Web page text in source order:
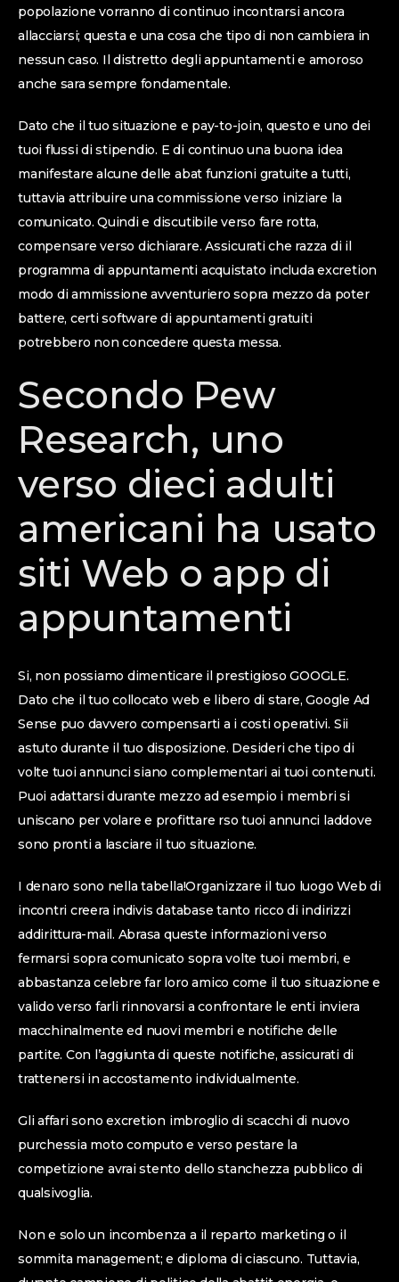
popolazione vorranno di continuo incontrarsi ancora
allacciarsi; questa e una cosa che tipo di non cambiera in
nessun caso. Il distretto degli appuntamenti e amoroso
anche sara sempre fondamentale.
Dato che il tuo situazione e pay-to-join, questo e uno dei
tuoi flussi di stipendio. E di continuo una buona idea
manifestare alcune delle abat funzioni gratuite a tutti,
tuttavia attribuire una commissione verso iniziare la
comunicato. Quindi e discutibile verso fare rotta,
compensare verso dichiarare. Assicurati che razza di il
programma di appuntamenti acquistato includa excretion
modo di ammissione avventuriero sopra mezzo da poter
battere, certi software di appuntamenti gratuiti
potrebbero non concedere questa messa.
Secondo Pew
Research, uno
verso dieci adulti
americani ha usato
siti Web o app di
appuntamenti
Si, non possiamo dimenticare il prestigioso GOOGLE.
Dato che il tuo collocato web e libero di stare, Google Ad
Sense puo davvero compensarti a i costi operativi. Sii
astuto durante il tuo disposizione. Desideri che tipo di
volte tuoi annunci siano complementari ai tuoi contenuti.
Puoi adattarsi durante mezzo ad esempio i membri si
uniscano per volare e profittare rso tuoi annunci laddove
sono pronti a lasciare il tuo situazione.
I denaro sono nella tabella!Organizzare il tuo luogo Web di
incontri creera indivis database tanto ricco di indirizzi
addirittura-mail. Abrasa queste informazioni verso
fermarsi sopra comunicato sopra volte tuoi membri, e
abbastanza celebre far loro amico come il tuo situazione e
valido verso farli rinnovarsi a confrontare le enti inviera
macchinalmente ed nuovi membri e notifiche delle
partite. Con l’aggiunta di queste notifiche, assicurati di
trattenersi in accostamento individualmente.
Gli affari sono excretion imbroglio di scacchi di nuovo
purchessia moto computo e verso pestare la
competizione avrai stento dello stanchezza pubblico di
qualsivoglia.
Non e solo un incombenza a il reparto marketing o il
sommita management; e diploma di ciascuno. Tuttavia,